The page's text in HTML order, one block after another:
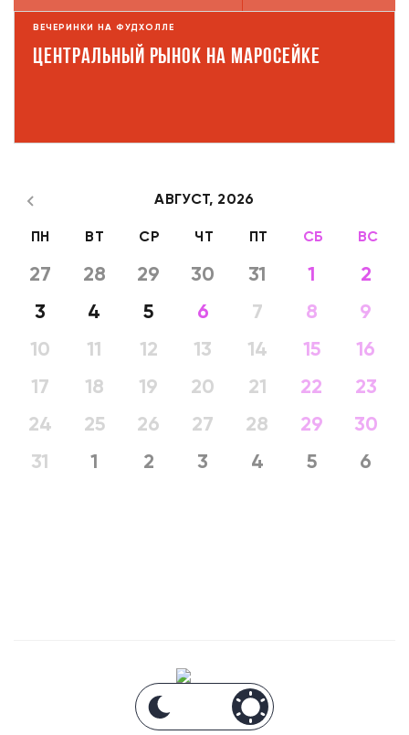
ВЕЧЕРИНКИ НА ФУДХОЛЛЕ
Центральный рынок на Маросейке
АВГУСТ, 2026
ПН ВТ СР ЧТ ПТ СБ ВС
27 28 29 30 31 1
2
3
4 5 6 7 8
9
10
11 12 13 14 15
16
17
18 19 20 21 22
23
24
25 26 27 28 29
30
31
1 2 3 4 5 6